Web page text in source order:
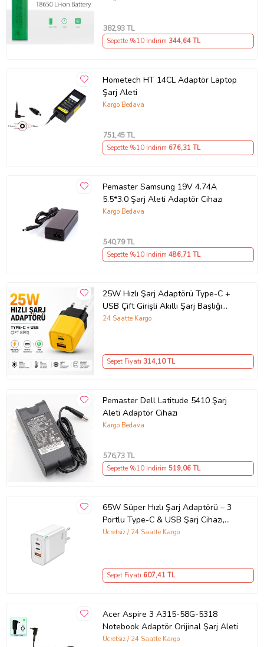
382,93 TL
Sepette %10 İndirim 344,64 TL
Hometech HT 14CL Adaptör Laptop
Şarj Aleti
Kargo Bedava
751,45 TL
Sepette %10 İndirim 676,31 TL
Pemaster Samsung 19V 4.74A
5.5*3.0 Şarj Aleti Adaptör Cihazı
Kargo Bedava
540,79 TL
Sepette %10 İndirim 486,71 TL
25W Hızlı Şarj Adaptörü Type-C +
USB Çift Girişli Akıllı Şarj Başlığı
Kompakt Tasarım
24 Saatte Kargo
Sepet Fiyatı 314,10 TL
Pemaster Dell Latitude 5410 Şarj
Aleti Adaptör Cihazı
Kargo Bedava
576,73 TL
Sepette %10 İndirim 519,06 TL
65W Süper Hızlı Şarj Adaptörü – 3
Portlu Type-C & USB Şarj Cihazı,
GaN Teknolojili 65W Hızlı Şarj Cihazı
Adaptörü – Type-C ve USB Çıkışlı,
Evrensel 65W Duvar Tipi Şarj
Ücretsiz / 24 Saatte Kargo
Sepet Fiyatı 607,41 TL
Acer Aspire 3 A315-58G-5318
Notebook Adaptör Orijinal Şarj Aleti
Ücretsiz / 24 Saatte Kargo